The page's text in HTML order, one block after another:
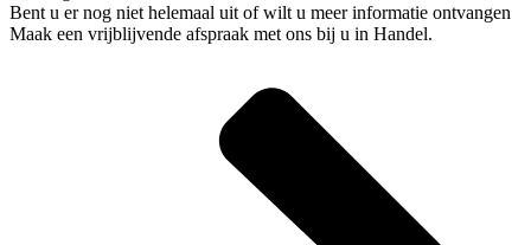
Bent u er nog niet helemaal uit of wilt u meer informatie ontvangen
Maak een vrijblijvende afspraak met ons bij u in Handel.